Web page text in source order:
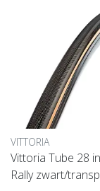
VITTORIA
Vittoria Tube 28
Rally zwart/